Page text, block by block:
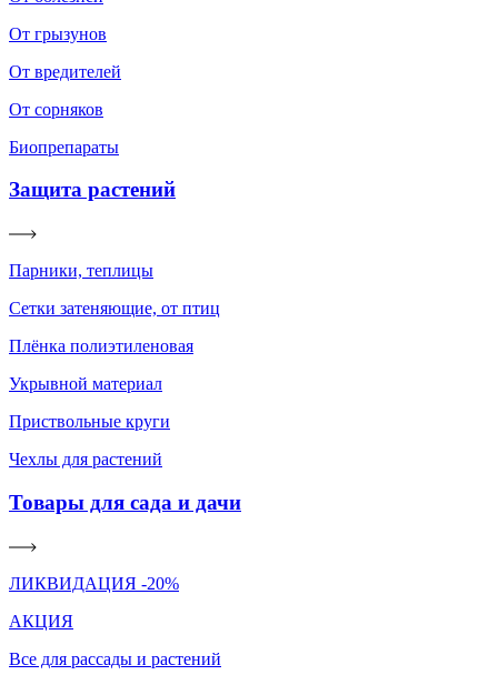
От грызунов
От вредителей
От сорняков
Биопрепараты
Защита растений
Парники, теплицы
Сетки затеняющие, от птиц
Плёнка полиэтиленовая
Укрывной материал
Приствольные круги
Чехлы для растений
Товары для сада и дачи
ЛИКВИДАЦИЯ -20%
АКЦИЯ
Все для рассады и растений